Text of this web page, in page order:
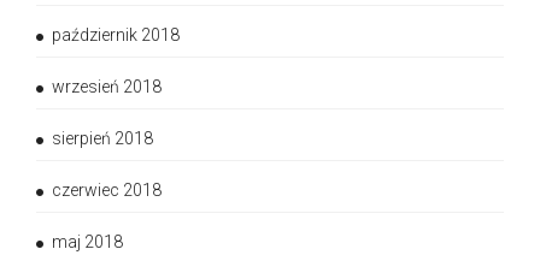
październik 2018
wrzesień 2018
sierpień 2018
czerwiec 2018
maj 2018